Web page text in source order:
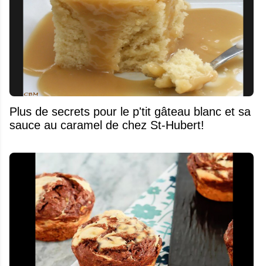
Plus de secrets pour le p'tit gâteau blanc et sa
sauce au caramel de chez St-Hubert!